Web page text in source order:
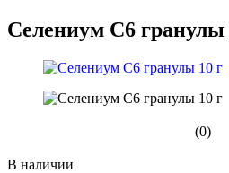
Селениум С6 гранулы
(0)
В наличии